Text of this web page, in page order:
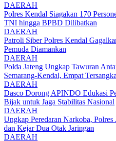
DAERAH
Polres Kendal Siagakan 170
TNI hingga BPBD Dilibatkan
DAERAH
Patroli Siber Polres Kendal
Pemuda Diamankan
DAERAH
Polda Jateng Ungkap Tawuran
Semarang-Kendal, Empat
DAERAH
Dasco Dorong APINDO Edukasi
Bijak untuk Jaga Stabilitas Nasional
DAERAH
Ungkap Peredaran Narkoba,
dan Kejar Dua Otak Jaringan
DAERAH